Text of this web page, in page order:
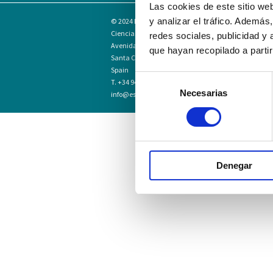
Las cookies de este sitio
y analizar el tráfico.
redes sociales, publicidad y
que hayan recopilado a
de
consentimiento
Necesarias
Denegar
© 2024 Escuela Técnico Profesional en
Ciencias de la Salud Hospital Mompía
Avenida de los Condes, s/n · 39100
Santa Cruz de Bezana - Cantabria ·
Spain
T. +34 942 016 116 · F. +34 942 584 120
info@escuelahospitalmompia.com